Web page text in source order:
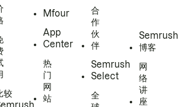
较
Mfour
App
Center
热
门
网
站
合
作
伙
伴
Semrush
Select
全
Semrush
博客
网
络
讲
座